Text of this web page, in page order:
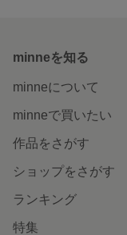
minneを知る
minneについて
minneで買いたい
作品をさがす
ショップをさがす
ランキング
特集